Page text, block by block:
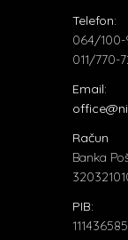
Telefon:
064/100-
011/770-
Email:
Račun
Banka
PIB:
111436585